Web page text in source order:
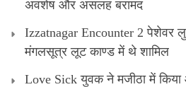
अवशेष और असलह बरामद
Izzatnagar Encounter 2 पेशेवर
मंगलसूत्र लूट काण्‍ड में थे शामिल
Love Sick युवक ने मजीठा में